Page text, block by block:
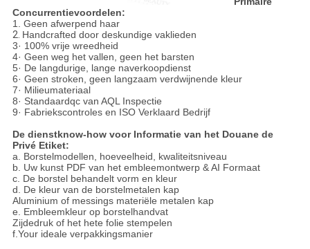
Concurrentievoordelen:
1. Geen afwerpend haar
2. Handcrafted door deskundige vaklieden
3· 100% vrije wreedheid
4· Geen weg het vallen, geen het barsten
5· De langdurige, lange naverkoopdienst
6· Geen stroken, geen langzaam verdwijnende kleur
7· Milieumateriaal
8· Standaardqc van AQL Inspectie
9· Fabriekscontroles en ISO Verklaard Bedrijf
De dienstknow-how voor Informatie van het Douane de
Privé Etiket:
a. Borstelmodellen, hoeveelheid, kwaliteitsniveau
b. Uw kunst PDF van het embleemontwerp & AI Formaat
c. De borstel behandelt vorm en kleur
d. De kleur van de borstelmetalen kap
Aluminium of messings materiële metalen kap
e. Embleemkleur op borstelhandvat
Zijdedruk of het hete folie stempelen
f.Your ideale verpakkingsmanier